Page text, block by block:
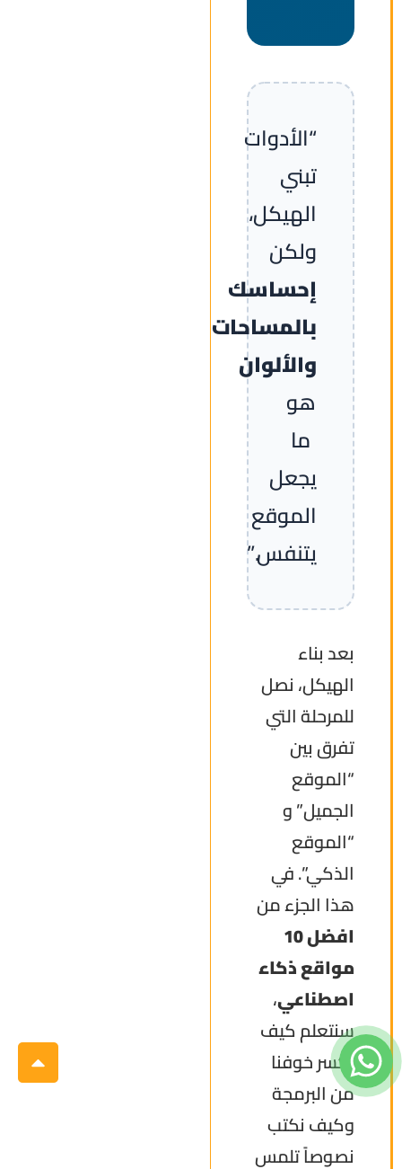
“الأدوات
تبني
الهيكل،
ولكن
إحساسك
بالمساحات
والألوان
هو
ما
يجعل
الموقع
يتنفس.”
بعد بناء
الهيكل، نصل
للمرحلة التي
تفرق بين
“الموقع
الجميل” و
“الموقع
الذكي”. في
هذا الجزء من
افضل 10
مواقع ذكاء
اصطناعي،
سنتعلم كيف
نكسر خوفنا
من البرمجة
وكيف نكتب
نصوصاً تلمس